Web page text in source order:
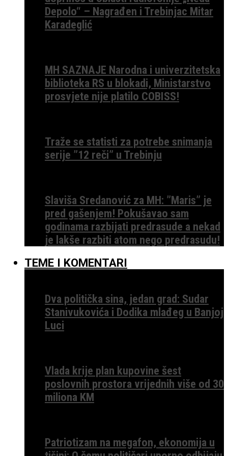
Depolo“ – Nagrađen i Trebinjac Mitar
Karadeglić
MH SAZNAJE Narodna i univerzitetska
biblioteka RS u blokadi, Ministarstvo
prosvjete nije platilo COBISS!
Traže se statisti za potrebe snimanja
serije ”12 reči” u Trebinju
Slaviša Sredanović za MH: ”Maris” je
pred gašenjem! Pokušavao sam
godinama razbijati predrasude a nekad
je lakše razbiti atom nego predrasudu!
TEME I KOMENTARI
Dva politička sina, jedan grad: Sudar
Stanivukovića i Dodika mlađeg u Banjoj
Luci
Vlada krije plan kupovine šest
poslovnih prostora vrijednih više od 30
miliona KM
Patriotizam na megafon, ekonomija u